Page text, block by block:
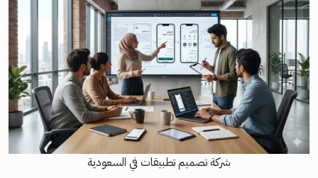
شركة تصميم تطبيقات في السعودية